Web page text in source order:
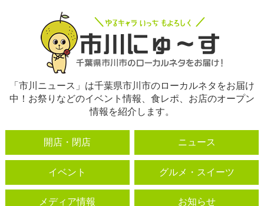
「市川ニュース」は千葉県市川市のローカルネタをお届け
中！お祭りなどのイベント情報、食レポ、お店のオープン
情報を紹介します。
開店・閉店 ニュース
イベント グルメ・スイーツ
メディア情報 お知らせ